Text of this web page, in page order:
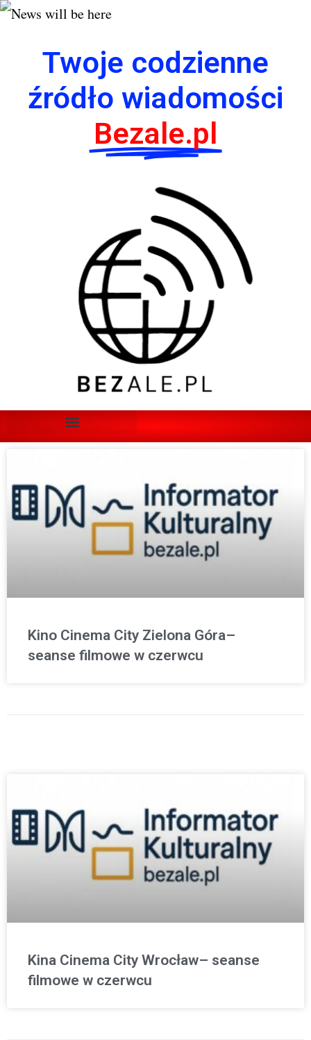
Twoje codzienne
źródło wiadomości
Bezale.pl
Kino Cinema City Zielona Góra–
seanse filmowe w czerwcu
Kina Cinema City Wrocław– seanse
filmowe w czerwcu